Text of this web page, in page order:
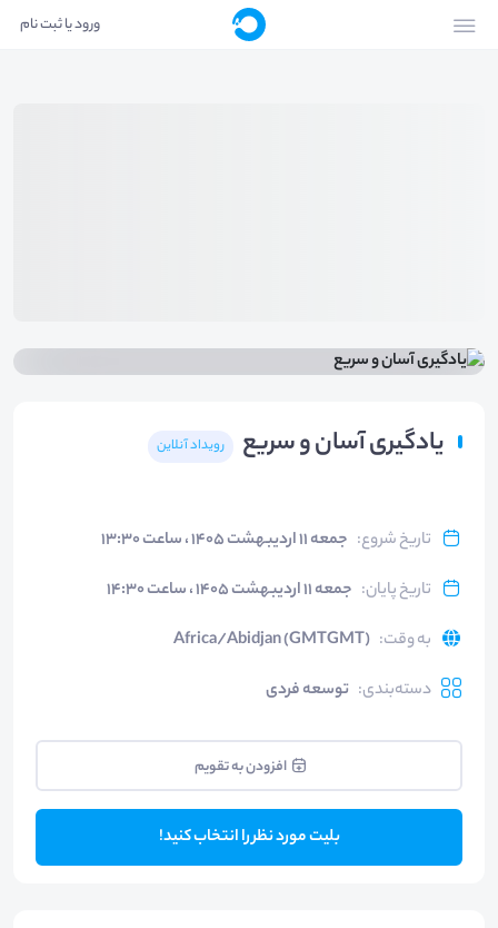
ورود یا ثبت نام
یادگیری آسان و سریع رویداد آنلاین
تاریخ شروع: جمعه ۱۱ اردیبهشت ۱۴۰۵ ، ساعت ۱۳:۳۰
تاریخ پایان: جمعه ۱۱ اردیبهشت ۱۴۰۵ ، ساعت ۱۴:۳۰
به وقت:
Africa/Abidjan (GMTGMT)
دسته‌بندی: توسعه فردی
افزودن به تقویم
بلیت مورد نظر را انتخاب کنید!